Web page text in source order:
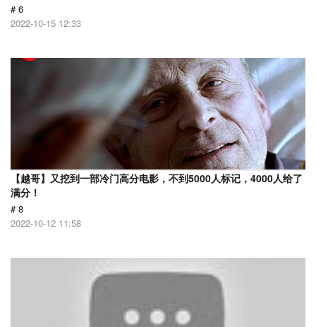
# 6
2022-10-15 12:33
【越哥】又挖到一部冷门高分电影，不到5000人标记，4000人给了
满分！
# 8
2022-10-12 11:58